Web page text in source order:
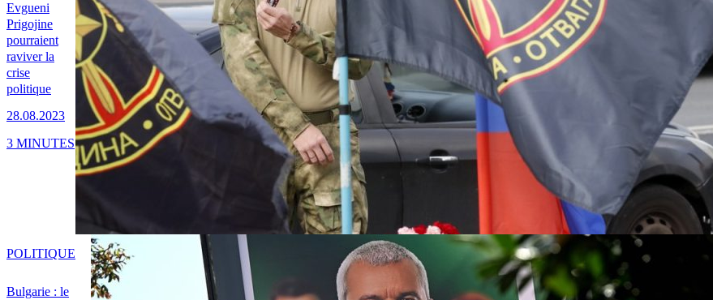
Evgueni
Prigojine
pourraient
raviver la
crise
politique
28.08.2023
3 MINUTES
Bulgarie : le
POLITIQUE